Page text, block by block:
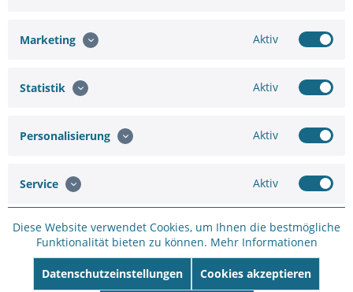
Merken
Artikel-Nr.:
Hersteller:
Nr:
Beschreibung
IB9369 Bullet, 2M 30fps, H.265/H.264/MJPEG,
2.8mm,D/N, IR 30m, WDR Enhance, Smart Stream...
mehr
Technische Daten
Marketing Aktiv
Statistik Aktiv
Personalisierung Aktiv
Service Aktiv
Diese Website verwendet Cookies, um Ihnen die bestmögliche
Funktionalität bieten zu können. Mehr Informationen
Datenschutzeinstellungen Cookies akzeptieren